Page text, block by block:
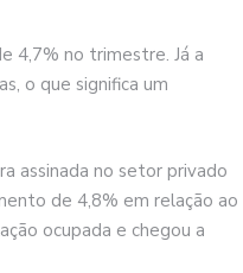
4,7% no trimestre. Já a
o que significa um
assinada no setor privado
de 4,8% em relação ao
ocupada e chegou a